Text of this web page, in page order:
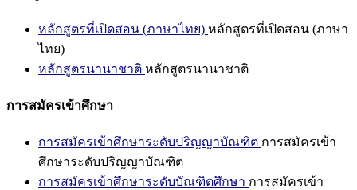
หลักสูตรที่เปิดสอน (ภาษาไทย) หลักสูตรที่เปิดสอน (ภาษา
ไทย)
หลักสูตรนานาชาติ หลักสูตรนานาชาติ
การสมัครเข้าศึกษา
การสมัครเข้าศึกษาระดับปริญญาบัณฑิต การสมัครเข้า
ศึกษาระดับปริญญาบัณฑิต
การสมัครเข้าศึกษาระดับบัณฑิตศึกษา การสมัครเข้า